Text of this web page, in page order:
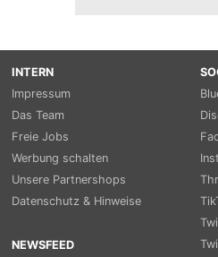
INTERN
Impressum
Das Team
Freie Jobs
Werbung schalten
Unsere Partnershops
Datenschutz & Hinweise
NEWSFEED